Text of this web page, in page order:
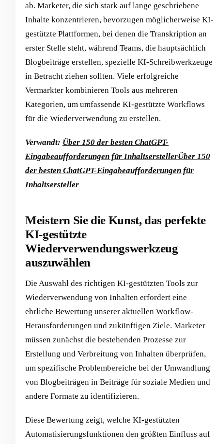
ab. Marketer, die sich stark auf lange geschriebene
Inhalte konzentrieren, bevorzugen möglicherweise KI-
gestützte Plattformen, bei denen die Transkription an
erster Stelle steht, während Teams, die hauptsächlich
Blogbeiträge erstellen, spezielle KI-Schreibwerkzeuge
in Betracht ziehen sollten. Viele erfolgreiche
Vermarkter kombinieren Tools aus mehreren
Kategorien, um umfassende KI-gestützte Workflows
für die Wiederverwendung zu erstellen.
Verwandt: Über 150 der besten ChatGPT-
Eingabeaufforderungen für InhaltserstellerÜber 150
der besten ChatGPT-Eingabeaufforderungen für
Inhaltsersteller
Meistern Sie die Kunst, das perfekte
KI-gestützte
Wiederverwendungswerkzeug
auszuwählen
Die Auswahl des richtigen KI-gestützten Tools zur
Wiederverwendung von Inhalten erfordert eine
ehrliche Bewertung unserer aktuellen Workflow-
Herausforderungen und zukünftigen Ziele. Marketer
müssen zunächst die bestehenden Prozesse zur
Erstellung und Verbreitung von Inhalten überprüfen,
um spezifische Problembereiche bei der Umwandlung
von Blogbeiträgen in Beiträge für soziale Medien und
andere Formate zu identifizieren.
Diese Bewertung zeigt, welche KI-gestützten
Automatisierungsfunktionen den größten Einfluss auf